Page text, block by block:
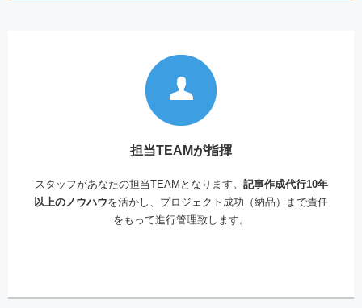
担当TEAMが指揮
スタッフがあなたの担当TEAMとなります。 記事作成代行10年
以上のノウハウを活かし、プロジェクト成功（納品）まで責任
をもって進行管理致します。